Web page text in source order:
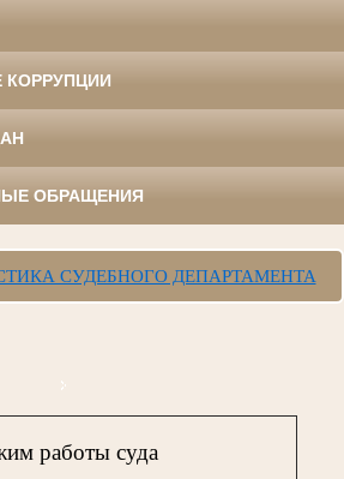
КОРРУПЦИИ
ОБРАЩЕНИЯ
СУДЕБНОГО ДЕПАРТАМЕНТА
работы суда